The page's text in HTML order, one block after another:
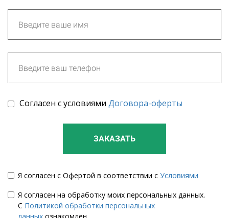
Согласен с условиями Договора-оферты
ЗАКАЗАТЬ
Я согласен с Офертой в соответствии с Условиями
Я согласен на обработку моих персональных данных.
С Политикой обработки персональных